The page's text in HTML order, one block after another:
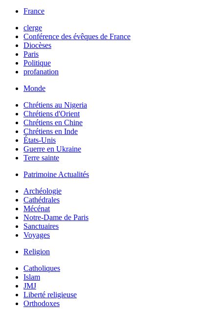
France
clerge
Conférence des évêques de France
Diocèses
Paris
Politique
profanation
Monde
Chrétiens au Nigeria
Chrétiens d'Orient
Chrétiens en Chine
Chrétiens en Inde
États-Unis
Guerre en Ukraine
Terre sainte
Patrimoine Actualités
Archéologie
Cathédrales
Mécénat
Notre-Dame de Paris
Sanctuaires
Voyages
Religion
Catholiques
Islam
JMJ
Liberté religieuse
Orthodoxes